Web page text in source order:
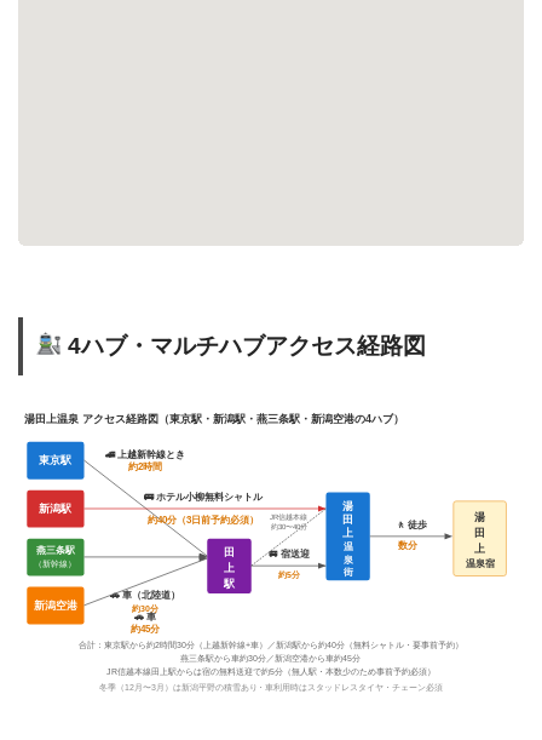
4ハブ・マルチハブアクセス経路図
湯田上温泉 アクセス経路図（東京駅・新潟駅・燕三条駅・新潟空港の4ハブ）
東京駅
新潟駅
燕三条駅
（新幹線）
新潟空港
🚄 上越新幹線とき
約2時間
🚌 ホテル小柳無料シャトル
約40分（3日前予約必須）
🚗 車（北陸道）
約30分
🚗 車
約45分
田
上
駅
JR信越本線
約30〜40分
🚐 宿送迎
約5分
湯
田
上
温
泉
街
🚶 徒歩
数分
湯
田
上
温泉宿
合計：東京駅から約2時間30分（上越新幹線+車）／新潟駅から約40分（無料シャトル・要事前予約）
燕三条駅から車約30分／新潟空港から車約45分
JR信越本線田上駅からは宿の無料送迎で約5分（無人駅・本数少のため事前予約必須）
冬季（12月〜3月）は新潟平野の積雪あり・車利用時はスタッドレスタイヤ・チェーン必須